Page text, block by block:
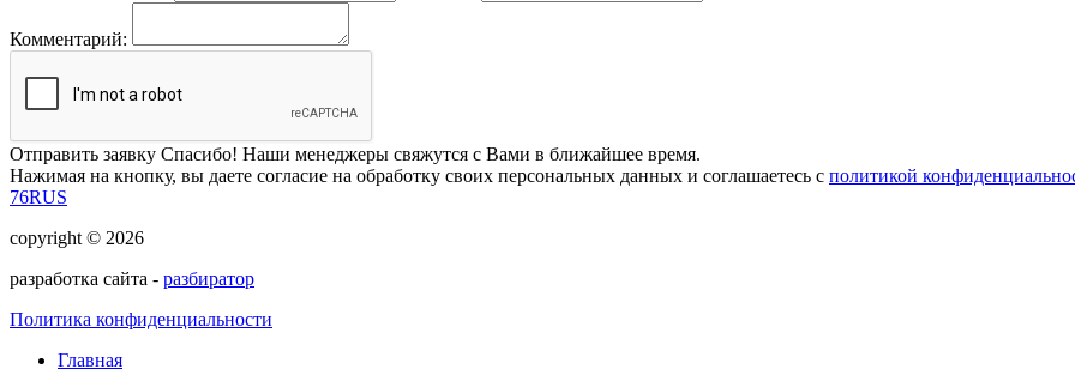
Комментарий:
Отправить заявку Спасибо! Наши менеджеры свяжутся с Вами в ближайшее время.
Нажимая на кнопку, вы даете согласие на обработку своих персональных данных и соглашаетесь с политикой
76RUS
copyright © 2026
разработка сайта - разбиратор
Политика конфиденциальности
Главная